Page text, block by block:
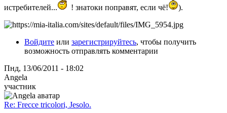
истребителей...
! знатоки поправят, если чё! ).
Войдите или зарегистрируйтесь, чтобы получить
возможность отправлять комментарии
Пнд, 13/06/2011 - 18:02
Angela
участник
Re: Frecce tricolori, Jesolo.